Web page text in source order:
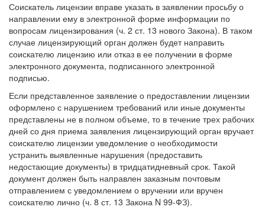
Соискатель лицензии вправе указать в заявлении просьбу о
направлении ему в электронной форме информации по
вопросам лицензирования (ч. 2 ст. 13 нового Закона). В таком
случае лицензирующий орган должен будет направить
соискателю лицензию или отказ в ее получении в форме
электронного документа, подписанного электронной
подписью.
Если представленное заявление о предоставлении лицензии
оформлено с нарушением требований или иные документы
представлены не в полном объеме, то в течение трех рабочих
дней со дня приема заявления лицензирующий орган вручает
соискателю лицензии уведомление о необходимости
устранить выявленные нарушения (предоставить
недостающие документы) в тридцатидневный срок. Такой
документ должен быть направлен заказным почтовым
отправлением с уведомлением о вручении или вручен
соискателю лично (ч. 8 ст. 13 Закона N 99-ФЗ).